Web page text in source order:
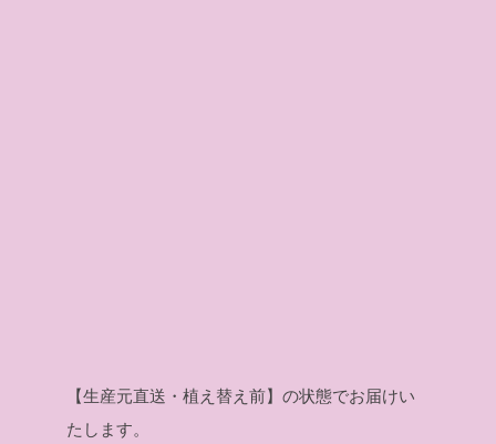
【生産元直送・植え替え前】の状態でお届けい
たします。